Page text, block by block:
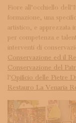
Fiore all’occhiello
formazione, una
artistico, e apprezzata
per competenza e
interventi di
Conservazione ed il
Conservazione del
l’Opificio delle Pietre
Restauro La Venaria